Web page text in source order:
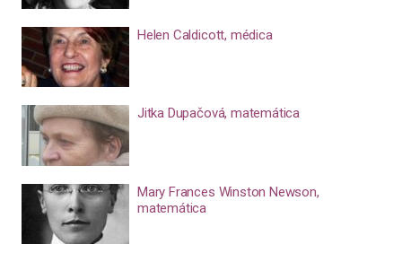
Helen Caldicott, médica
Jitka Dupačová, matemática
Mary Frances Winston Newson,
matemática